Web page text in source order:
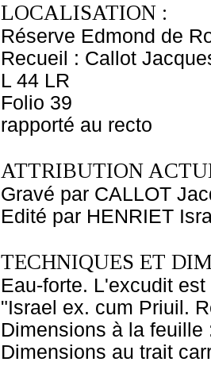
LOCALISATION :
Réserve Edmond de
Recueil : Callot
L 44 LR
Folio 39
rapporté au recto
ATTRIBUTION
Gravé par CALLOT
Edité par HENRIET
TECHNIQUES ET
Eau-forte. L'excudit
"Israel ex. cum Priuil.
Dimensions à la
Dimensions au trait